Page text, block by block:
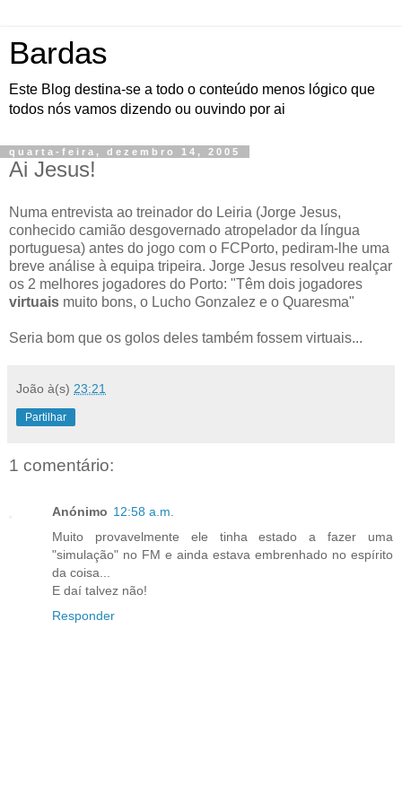
Bardas
Este Blog destina-se a todo o conteúdo menos lógico que
todos nós vamos dizendo ou ouvindo por ai
quarta-feira, dezembro 14, 2005
Ai Jesus!
Numa entrevista ao treinador do Leiria (Jorge Jesus,
conhecido camião desgovernado atropelador da língua
portuguesa) antes do jogo com o FCPorto, pediram-lhe uma
breve análise à equipa tripeira. Jorge Jesus resolveu realçar
os 2 melhores jogadores do Porto: "Têm dois jogadores
virtuais muito bons, o Lucho Gonzalez e o Quaresma"
Seria bom que os golos deles também fossem virtuais...
João à(s) 23:21
Partilhar
1 comentário:
Anónimo 12:58 a.m.
Muito provavelmente ele tinha estado a fazer uma
"simulação" no FM e ainda estava embrenhado no espírito
da coisa...
E daí talvez não!
Responder